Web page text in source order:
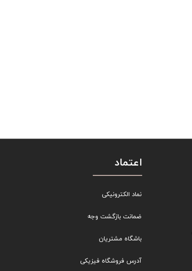
اعتماد
نماد الکترونیکی
ضمانت بازگشت وجه
باشگاه مشتریان
آدرس فروشگاه فیزیکی